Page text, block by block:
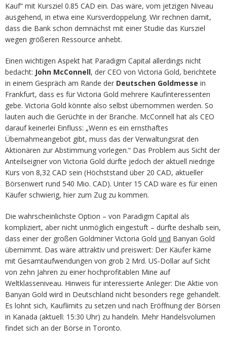
Kauf“ mit Kursziel 0.85 CAD ein. Das wäre, vom jetzigen Niveau
ausgehend, in etwa eine Kursverdoppelung. Wir rechnen damit,
dass die Bank schon demnächst mit einer Studie das Kursziel
wegen größeren Ressource anhebt.
Einen wichtigen Aspekt hat Paradigm Capital allerdings nicht
bedacht: John McConnell, der CEO von Victoria Gold, berichtete
in einem Gespräch am Rande der Deutschen Goldmesse in
Frankfurt, dass es für Victoria Gold mehrere Kaufinteressenten
gebe. Victoria Gold könnte also selbst übernommen werden. So
lauten auch die Gerüchte in der Branche. McConnell hat als CEO
darauf keinerlei Einfluss: „Wenn es ein ernsthaftes
Übernahmeangebot gibt, muss das der Verwaltungsrat den
Aktionären zur Abstimmung vorlegen.“ Das Problem aus Sicht der
Anteilseigner von Victoria Gold dürfte jedoch der aktuell niedrige
Kurs von 8,32 CAD sein (Höchststand über 20 CAD, aktueller
Börsenwert rund 540 Mio. CAD). Unter 15 CAD wäre es für einen
Käufer schwierig, hier zum Zug zu kommen.
Die wahrscheinlichste Option – von Paradigm Capital als
kompliziert, aber nicht unmöglich eingestuft – dürfte deshalb sein,
dass einer der großen Goldminer Victoria Gold und Banyan Gold
übernimmt. Das wäre attraktiv und preiswert: Der Käufer käme
mit Gesamtaufwendungen von grob 2 Mrd. US-Dollar auf Sicht
von zehn Jahren zu einer hochprofitablen Mine auf
Weltklasseniveau. Hinweis für interessierte Anleger: Die Aktie von
Banyan Gold wird in Deutschland nicht besonders rege gehandelt.
Es lohnt sich, Kauflimits zu setzen und nach Eröffnung der Börsen
in Kanada (aktuell: 15:30 Uhr) zu handeln. Mehr Handelsvolumen
findet sich an der Börse in Toronto.